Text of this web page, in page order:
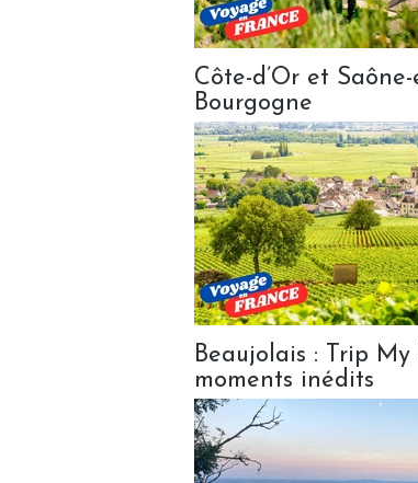
Côte-d’Or et
Bourgogne
Beaujolais : Trip
moments inédits